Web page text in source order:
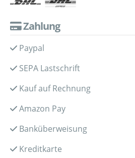
Zahlung
Paypal
SEPA Lastschrift
Kauf auf Rechnung
Amazon Pay
Banküberweisung
Kreditkarte